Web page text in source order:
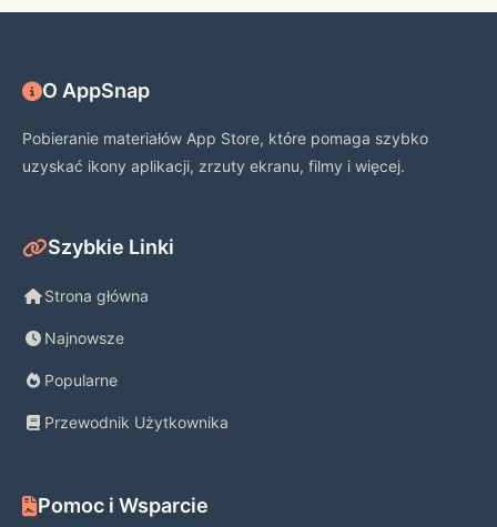
O AppSnap
Pobieranie materiałów App Store, które pomaga szybko
uzyskać ikony aplikacji, zrzuty ekranu, filmy i więcej.
Szybkie Linki
Strona główna
Najnowsze
Popularne
Przewodnik Użytkownika
Pomoc i Wsparcie